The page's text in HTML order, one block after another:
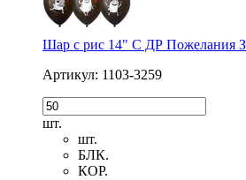
Шар с рис 14" С ДР Пожелания
Артикул: 1103-3259
шт.
шт.
БЛК.
КОР.